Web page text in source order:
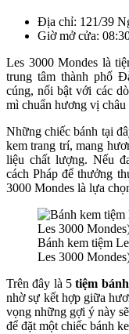
Địa chỉ: 121/39
Giờ mở cửa:
Les 3000 Mondes là
trung tâm thành phố
cúng, nổi bật với các
mì chuẩn hương vị
Những chiếc bánh tại
kem trang trí, mang
liệu chất lượng. Nếu
cách Pháp để thưởng
3000 Mondes là lựa
Bánh kem tiệm
Les 3000
Trên đây là 5tiệm
nhờ sự kết hợp giữa
vọng những gợi ý này
để đặt một chiếc bánh